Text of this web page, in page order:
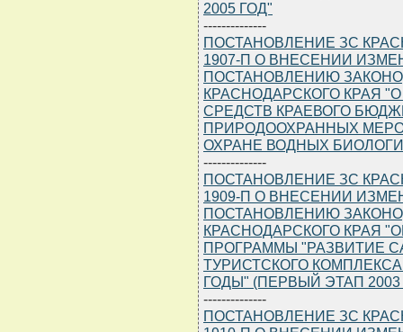
2005 ГОД"
--------------
ПОСТАНОВЛЕНИЕ ЗС
1907-П О ВНЕСЕНИИ
ПОСТАНОВЛЕНИЮ
КРАСНОДАРСКОГО КРАЯ
СРЕДСТВ КРАЕВОГО
ПРИРОДООХРАННЫХ
ОХРАНЕ ВОДНЫХ
--------------
ПОСТАНОВЛЕНИЕ ЗС
1909-П О ВНЕСЕНИИ
ПОСТАНОВЛЕНИЮ
КРАСНОДАРСКОГО КРАЯ
ПРОГРАММЫ "РАЗВИТИЕ
ТУРИСТСКОГО КОМПЛЕКСА
ГОДЫ" (ПЕРВЫЙ ЭТАП 2003
--------------
ПОСТАНОВЛЕНИЕ ЗС